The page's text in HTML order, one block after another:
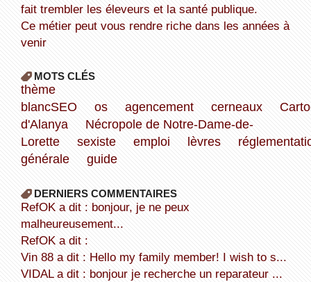
fait trembler les éleveurs et la santé publique.
Ce métier peut vous rendre riche dans les années à
venir
MOTS CLÉS
thème
blancSEO
os agencement cerneaux
d'Alanya
Nécropole de Notre-Dame-de-
Lorette
sexiste emploi lèvres
générale
guide
DERNIERS COMMENTAIRES
refOK a dit : bonjour, je ne peux
malheureusement...
refOK a dit :
Vin 88 a dit : Hello my family member! I wish to s...
VIDAL a dit : bonjour je recherche un reparateur ...